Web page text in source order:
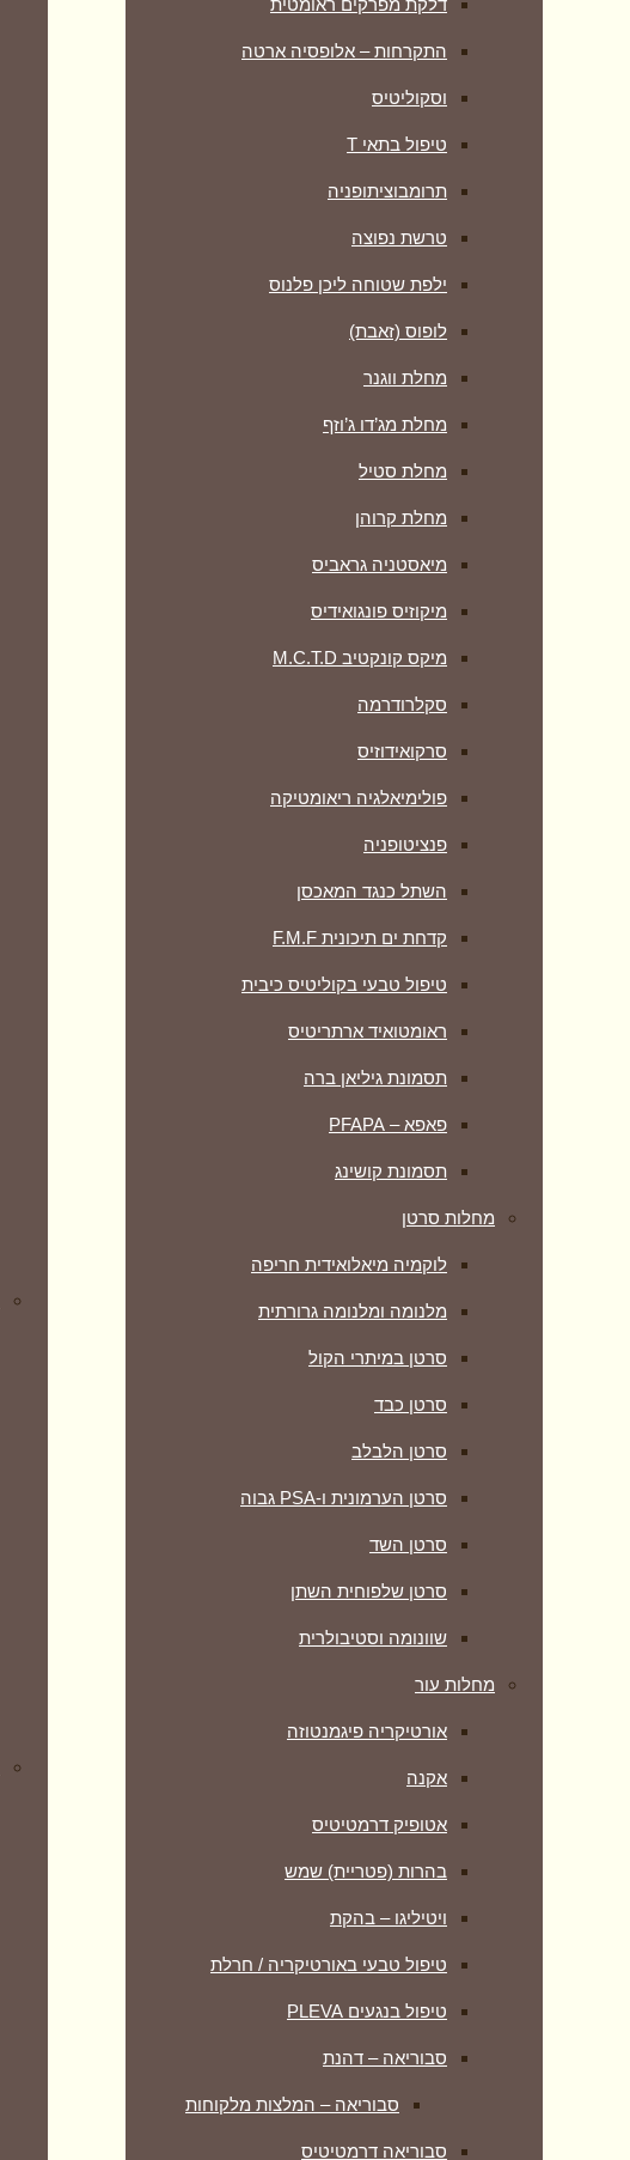
דלקת מפרקים ראומטית
התקרחות – אלופסיה ארטה
וסקוליטיס
טיפול בתאי T
תרומבוציתופניה
טרשת נפוצה
ילפת שטוחה ליכן פלנוס
לופוס (זאבת)
מחלת ווגנר
מחלת מג’דו ג’וזף
מחלת סטיל
מחלת קרוהן
מיאסטניה גראביס
מיקוזיס פונגואידיס
מיקס קונקטיב M.C.T.D
סקלרודרמה
סרקואידוזיס
פולימיאלגיה ריאומטיקה
‏פנציטופניה
השתל כנגד המאכסן
קדחת ים תיכונית F.M.F
טיפול טבעי בקוליטיס כיבית
ראומטואיד ארתריטיס
תסמונת גיליאן ברה
פאפא – PFAPA
תסמונת קושינג
מחלות סרטן
לוקמיה מיאלואידית חריפה
מלנומה ומלנומה גרורתית
סרטן במיתרי הקול
סרטן כבד
סרטן הלבלב
סרטן הערמונית ו-PSA גבוה
סרטן השד
סרטן שלפוחית השתן
שוונומה וסטיבולרית
מחלות עור
אורטיקריה פיגמנטוזה
אקנה
אטופיק דרמטיטיס
בהרות (פטריית) שמש
ויטיליגו – בהקת
טיפול טבעי באורטיקריה / חרלת
טיפול בנגעים PLEVA
סבוריאה – דהנת
סבוריאה – המלצות מלקוחות
סבוריאה דרמטיטיס